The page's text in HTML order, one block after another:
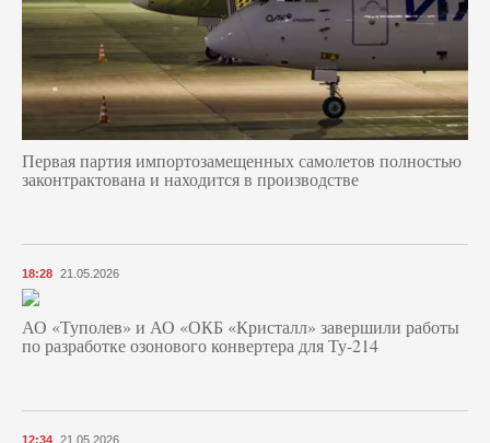
Первая партия импортозамещенных самолетов полностью
законтрактована и находится в производстве
18:28 21.05.2026
АО «Туполев» и АО «ОКБ «Кристалл» завершили работы
по разработке озонового конвертера для Ту-214
12:34 21.05.2026